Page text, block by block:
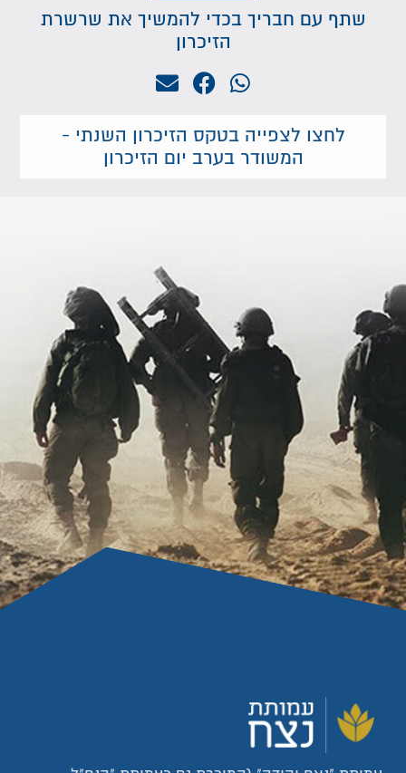
שתף עם חבריך בכדי להמשיך את שרשרת
הזיכרון
לחצו לצפייה בטקס הזיכרון השנתי -
המשודר בערב יום הזיכרון